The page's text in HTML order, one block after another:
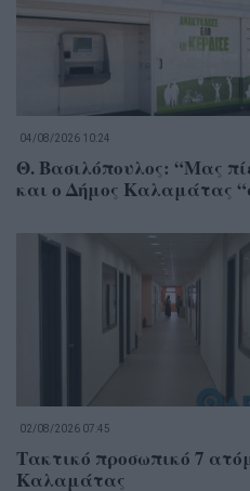
04/08/2026 10:24
Θ. Βασιλόπουλος: “Μας
και ο Δήμος Καλαμάτας
02/08/2026 07:45
Τακτικό προσωπικό 7
Καλαμάτας